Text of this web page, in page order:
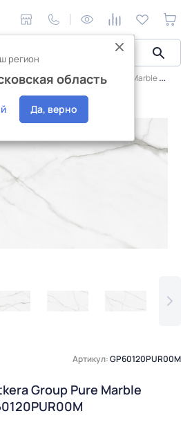
Плитка Artkera Group Pure Marble
Артикул:GP60120PUR00M
Group Pure Marble
регион
область
Да, верно